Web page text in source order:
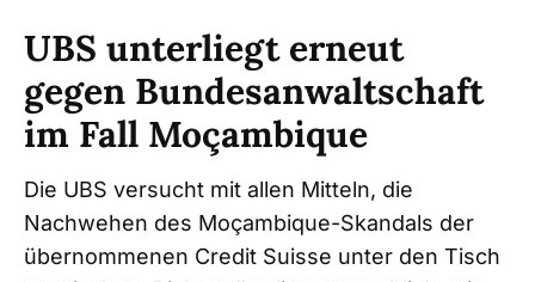
UBS unterliegt erneut
gegen Bundesanwaltschaft
im Fall Moçambique
Die UBS versucht mit allen Mitteln, die
Nachwehen des Moçambique-Skandals der
übernommenen Credit Suisse unter den Tisch